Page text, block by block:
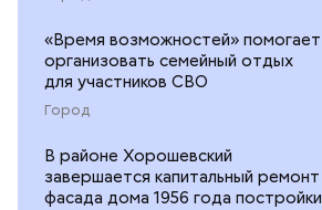
«Время возможностей» помогает
организовать семейный отдых
для участников СВО
Город
В районе Хорошевский
завершается капитальный ремонт
фасада дома 1956 года постройки